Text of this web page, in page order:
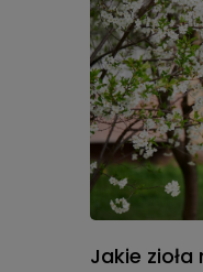
Jakie